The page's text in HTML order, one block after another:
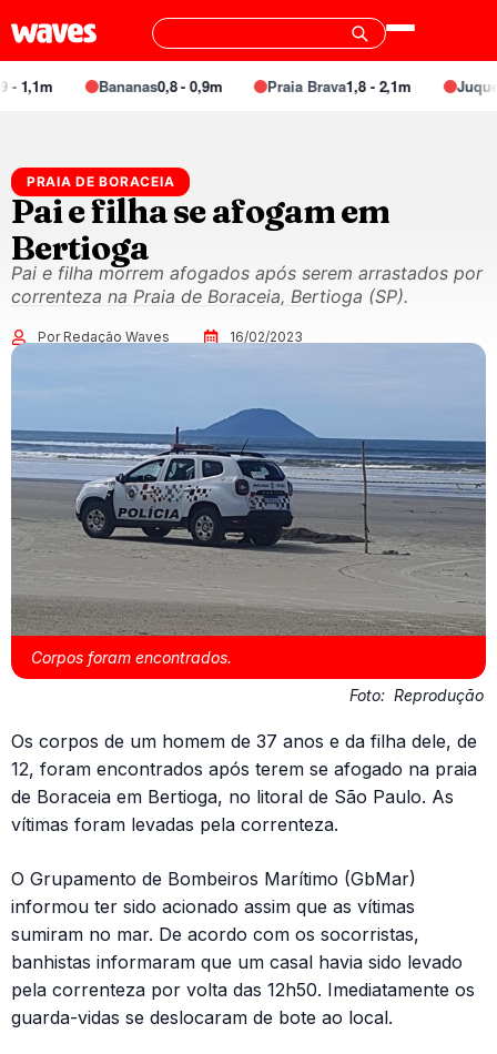
1,1m Bananas0,8 - 0,9m Praia Brava1,8 - 2,1m Juquei
PRAIA DE BORACEIA
Pai e filha se afogam em
Bertioga
Pai e filha morrem afogados após serem arrastados por
correnteza na Praia de Boraceia, Bertioga (SP).
Por Redação Waves 16/02/2023
Corpos foram encontrados.
Foto: Reprodução
Os corpos de um homem de 37 anos e da filha dele, de
12, foram encontrados após terem se afogado na praia
de Boraceia em Bertioga, no litoral de São Paulo. As
vítimas foram levadas pela correnteza.
O Grupamento de Bombeiros Marítimo (GbMar)
informou ter sido acionado assim que as vítimas
sumiram no mar. De acordo com os socorristas,
banhistas informaram que um casal havia sido levado
pela correnteza por volta das 12h50. Imediatamente os
guarda-vidas se deslocaram de bote ao local.